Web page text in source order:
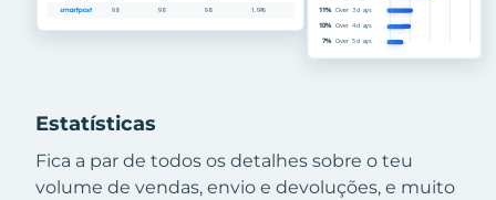
Estatísticas
Fica a par de todos os detalhes sobre o teu
volume de vendas, envio e devoluções, e muito